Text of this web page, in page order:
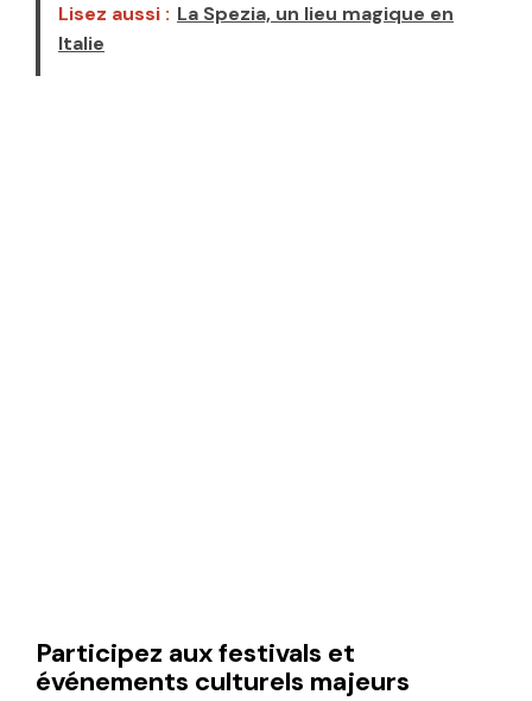
Lisez aussi : La Spezia, un lieu magique en
Italie
Participez aux festivals et
événements culturels majeurs